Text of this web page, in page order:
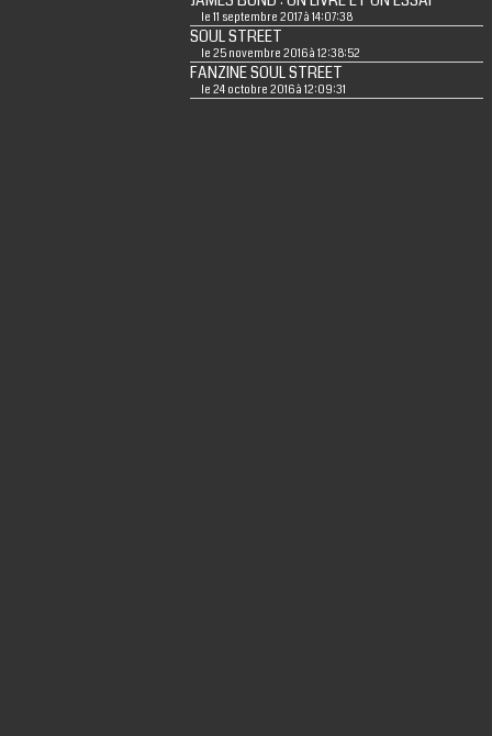
le 11 septembre 2017 à 14:07:38
SOUL STREET
le 25 novembre 2016 à 12:38:52
FANZINE SOUL STREET
le 24 octobre 2016 à 12:09:31